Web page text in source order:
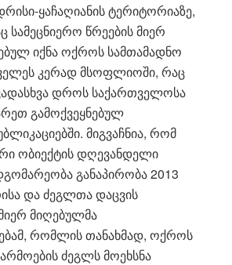
ყაჩაღიანის ტერიტორიაზე,
სამეცნიერო წრეების მიერ
იქნა ოქროს სამთამადნო
კერად მსოფლიოში, რაც
დროს საქართველოსა
გამოქვეყნებულ
მიგვაჩნია, რომ
ობიექტის დღევანდელი
განაპირობა 2013
და ძეგლთა დაცვის
მიღებულმა
რომლის თანახმად, ოქროს
ძეგლს მოეხსნა